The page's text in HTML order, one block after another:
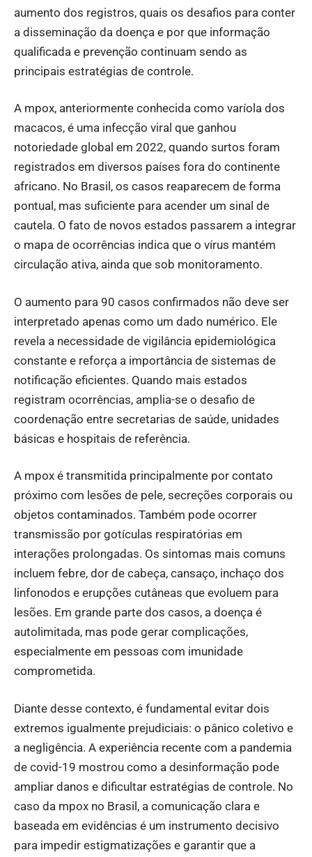
aumento dos registros, quais os desafios para conter
a disseminação da doença e por que informação
qualificada e prevenção continuam sendo as
principais estratégias de controle.
A mpox, anteriormente conhecida como varíola dos
macacos, é uma infecção viral que ganhou
notoriedade global em 2022, quando surtos foram
registrados em diversos países fora do continente
africano. No Brasil, os casos reaparecem de forma
pontual, mas suficiente para acender um sinal de
cautela. O fato de novos estados passarem a integrar
o mapa de ocorrências indica que o vírus mantém
circulação ativa, ainda que sob monitoramento.
O aumento para 90 casos confirmados não deve ser
interpretado apenas como um dado numérico. Ele
revela a necessidade de vigilância epidemiológica
constante e reforça a importância de sistemas de
notificação eficientes. Quando mais estados
registram ocorrências, amplia-se o desafio de
coordenação entre secretarias de saúde, unidades
básicas e hospitais de referência.
A mpox é transmitida principalmente por contato
próximo com lesões de pele, secreções corporais ou
objetos contaminados. Também pode ocorrer
transmissão por gotículas respiratórias em
interações prolongadas. Os sintomas mais comuns
incluem febre, dor de cabeça, cansaço, inchaço dos
linfonodos e erupções cutâneas que evoluem para
lesões. Em grande parte dos casos, a doença é
autolimitada, mas pode gerar complicações,
especialmente em pessoas com imunidade
comprometida.
Diante desse contexto, é fundamental evitar dois
extremos igualmente prejudiciais: o pânico coletivo e
a negligência. A experiência recente com a pandemia
de covid-19 mostrou como a desinformação pode
ampliar danos e dificultar estratégias de controle. No
caso da mpox no Brasil, a comunicação clara e
baseada em evidências é um instrumento decisivo
para impedir estigmatizações e garantir que a